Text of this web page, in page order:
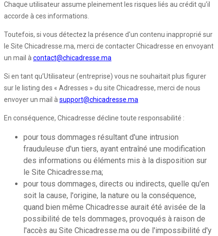
Chaque utilisateur assume pleinement les risques liés au crédit qu'il
accorde à ces informations.
Toutefois, si vous détectez la présence d'un contenu inapproprié sur
le Site Chicadresse.ma, merci de contacter Chicadresse en envoyant
un mail àcontact@chicadresse.ma
Si en tant qu’Utilisateur (entreprise) vous ne souhaitait plus figurer
sur le listing des « Adresses » du site Chicadresse, merci de nous
envoyer un mail àsupport@chicadresse.ma
En conséquence, Chicadresse décline toute responsabilité :
pour tous dommages résultant d'une intrusion
frauduleuse d'un tiers, ayant entraîné une modification
des informations ou éléments mis à la disposition sur
le Site Chicadresse.ma;
pour tous dommages, directs ou indirects, quelle qu'en
soit la cause, l'origine, la nature ou la conséquence,
quand bien même Chicadresse aurait été avisée de la
possibilité de tels dommages, provoqués à raison de
l'accès au Site Chicadresse.ma ou de l'impossibilité d'y